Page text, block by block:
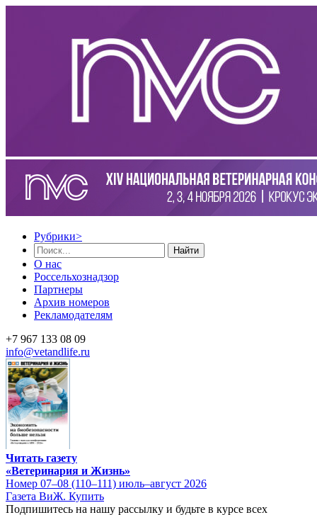
Рубрики>
Найти
О нас
Россельхознадзор
Партнеры
Архив номеров
Рекламодателям
+7 967 133 08 09
info@vetandlife.ru
Читать газету
«Ветеринария и Жизнь»
Номер 07–08 (110–111) июль–август 2026
Газета ВиЖ. Купить
Подпишитесь на нашу рассылку и будьте в курсе всех